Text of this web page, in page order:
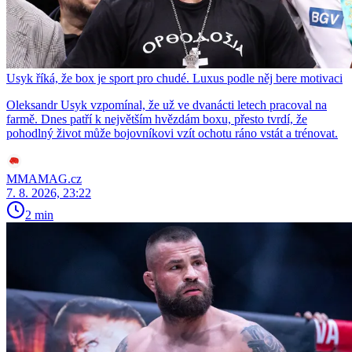
Usyk říká, že box je sport pro chudé. Luxus podle něj bere motivaci
Oleksandr Usyk vzpomínal, že už ve dvanácti letech pracoval na
farmě. Dnes patří k největším hvězdám boxu, přesto tvrdí, že
pohodlný život může bojovníkovi vzít ochotu ráno vstát a trénovat.
MMAMAG.cz
7. 8. 2026, 23:22
2 min